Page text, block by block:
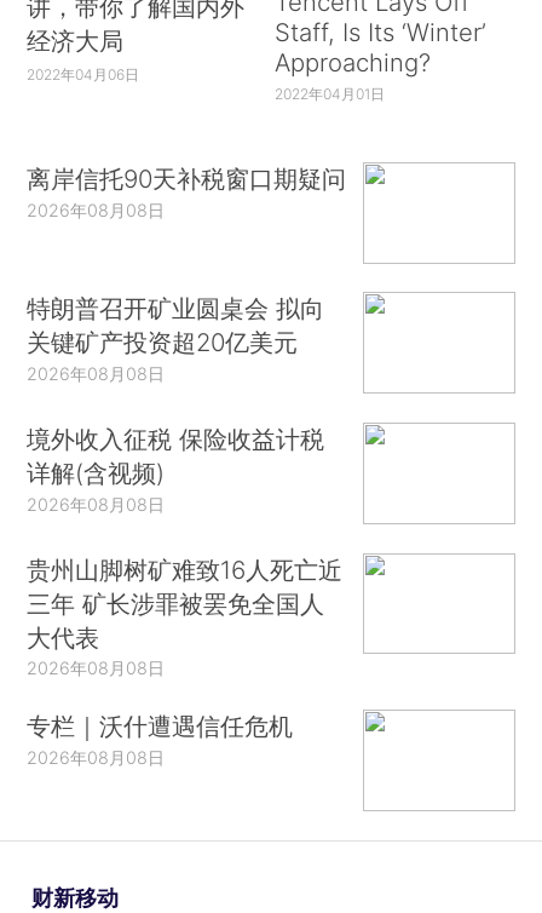
讲，带你了解国内外
经济大局
2022年04月06日
Staff, Is Its ‘Winter’
Approaching?
2022年04月01日
离岸信托90天补税窗口期疑问
2026年08月08日
特朗普召开矿业圆桌会 拟向
关键矿产投资超20亿美元
2026年08月08日
境外收入征税 保险收益计税
详解(含视频)
2026年08月08日
贵州山脚树矿难致16人死亡近
三年 矿长涉罪被罢免全国人
大代表
2026年08月08日
专栏｜沃什遭遇信任危机
2026年08月08日
财新移动